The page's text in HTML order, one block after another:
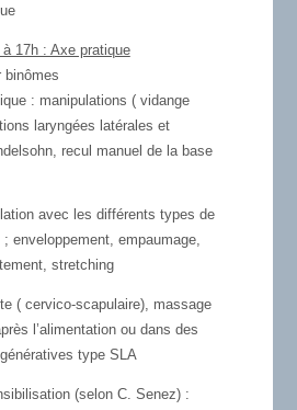
17h : Axe pratique
binômes
: manipulations ( vidange
laryngées latérales et
recul manuel de la base
avec les différents types de
enveloppement, empaumage,
stretching
( cervico-scapulaire), massage
l’alimentation ou dans des
type SLA
(selon C. Senez) :